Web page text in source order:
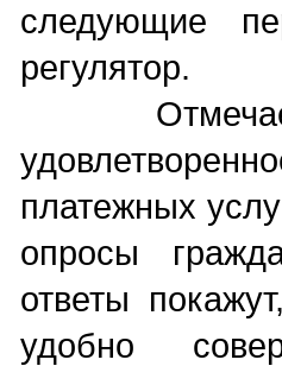
следующие
регулятор.
платежных
опросы
ответы
удобно